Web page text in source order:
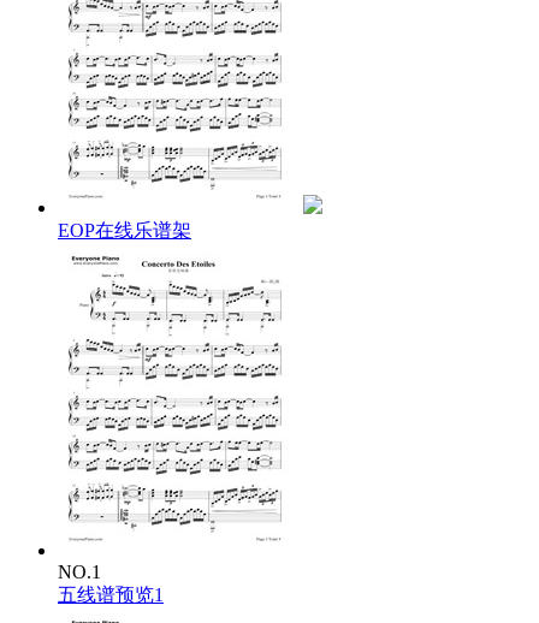
EOP在线乐谱架
NO.1
五线谱预览1